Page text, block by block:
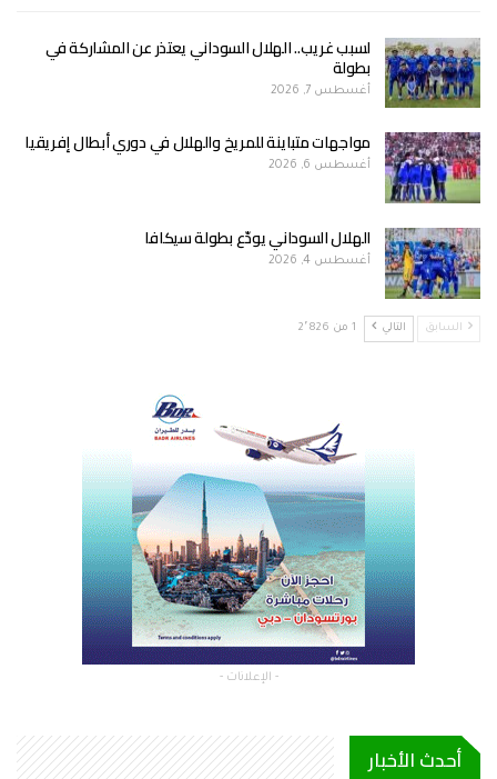
لسبب غريب.. الهلال السوداني يعتذر عن المشاركة في
بطولة
أغسطس 7, 2026
مواجهات متباينة للمريخ والهلال في دوري أبطال إفريقيا
أغسطس 6, 2026
الهلال السوداني يودّع بطولة سيكافا
أغسطس 4, 2026
السابق التالي 1 من 2٬826
- الإعلانات -
أحدث الأخبار